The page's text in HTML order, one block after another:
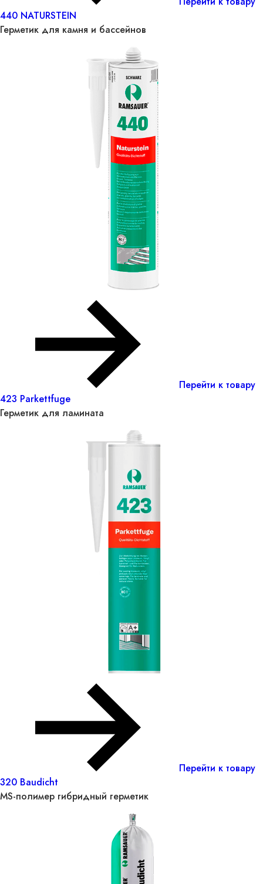
440 NATURSTEIN
Герметик для камня и бассейнов
Перейти к товару
423 Parkettfuge
Герметик для ламината
Перейти к товару
320 Baudicht
MS-полимер гибридный герметик